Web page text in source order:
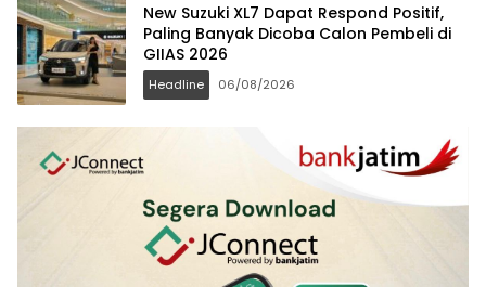
New Suzuki XL7 Dapat Respond Positif,
Paling Banyak Dicoba Calon Pembeli di
GIIAS 2026
Headline 06/08/2026